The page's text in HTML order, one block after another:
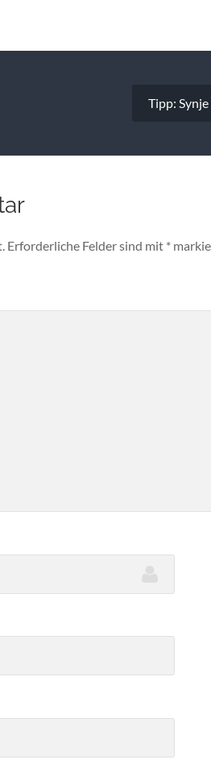
Tipp:
Erforderliche Felder sind mit *